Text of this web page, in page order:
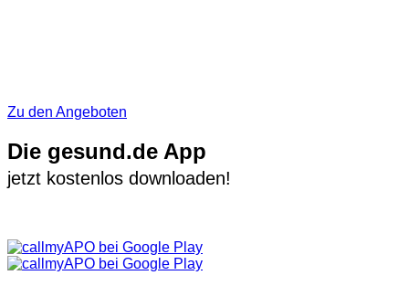
Zu den Angeboten
Die gesund.de App
jetzt kostenlos downloaden!